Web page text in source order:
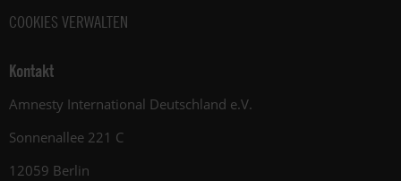
COOKIES VERWALTEN
Kontakt
Amnesty International Deutschland e.V.
Sonnenallee 221 C
12059 Berlin